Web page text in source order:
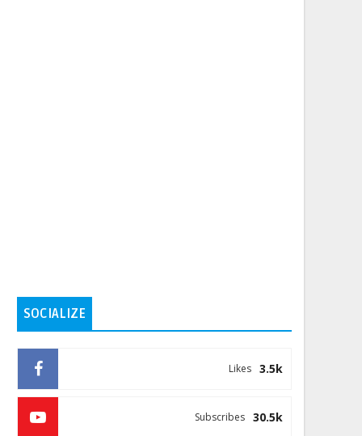
SOCIALIZE
3.5k
Likes
30.5k
Subscribes